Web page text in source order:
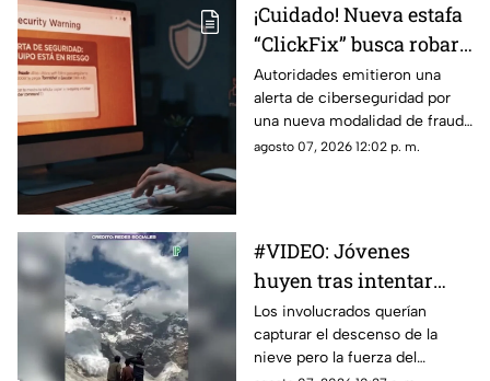
Niños Héroes.
¡Cuidado! Nueva estafa
“ClickFix” busca robar
información desde tu
computadora
Autoridades emitieron una
alerta de ciberseguridad por
una nueva modalidad de fraude
conocida como “ClickFix”, una
pueden comprometer sus
equipos y robar información
personal.
agosto 07, 2026 12:02 p. m.
#VIDEO: Jóvenes
huyen tras intentar
grabar una potente
avalancha
Los involucrados querían
capturar el descenso de la
nieve pero la fuerza del